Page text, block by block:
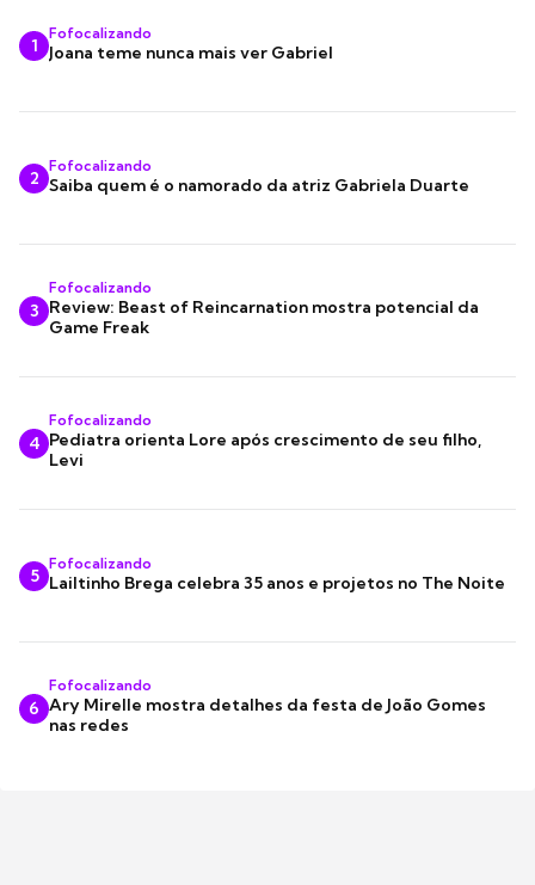
1
Fofocalizando
Joana teme nunca mais ver Gabriel
2
Fofocalizando
Saiba quem é o namorado da atriz Gabriela Duarte
3
Fofocalizando
Review: Beast of Reincarnation mostra potencial da
Game Freak
4
Fofocalizando
Pediatra orienta Lore após crescimento de seu filho,
Levi
5
Fofocalizando
Lailtinho Brega celebra 35 anos e projetos no The Noite
6
Fofocalizando
Ary Mirelle mostra detalhes da festa de João Gomes
nas redes